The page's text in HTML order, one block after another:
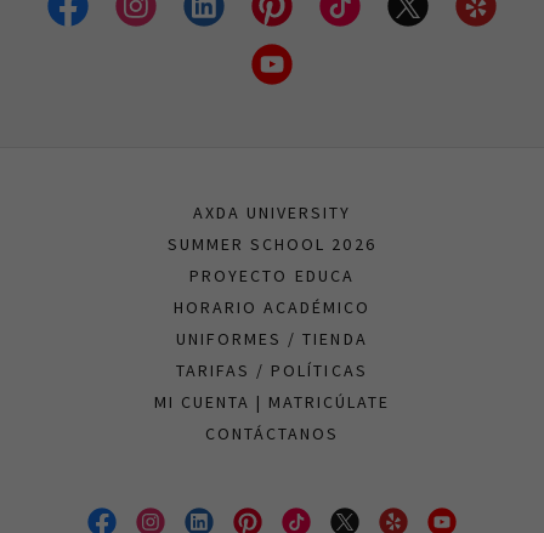
AXDA UNIVERSITY
SUMMER SCHOOL 2026
PROYECTO EDUCA
HORARIO ACADÉMICO
UNIFORMES / TIENDA
TARIFAS / POLÍTICAS
MI CUENTA | MATRICÚLATE
CONTÁCTANOS